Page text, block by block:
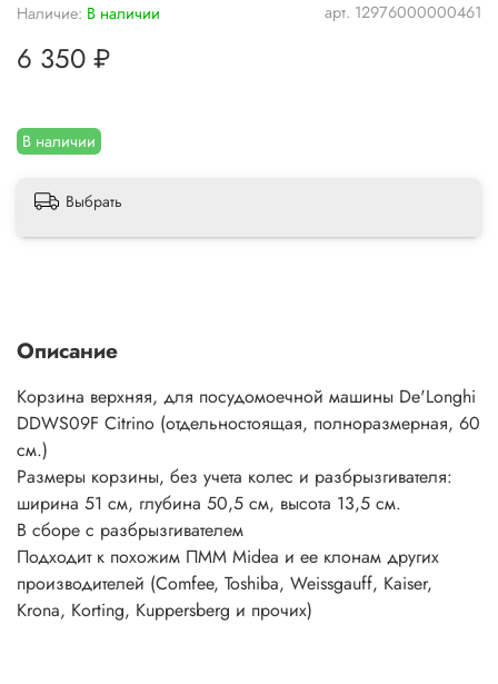
арт. 12976000000461
Наличие: В наличии
В наличии
6 350 ₽
Выбрать
Описание
Корзина верхняя, для посудомоечной машины De'Longhi
DDWS09F Citrinо (отдельностоящая, полноразмерная, 60
см.)
Размеры корзины, без учета колес и разбрызгивателя:
ширина 51 см, глубина 50,5 см, высота 13,5 см.
В сборе с разбрызгивателем
Подходит к похожим ПММ Midea и ее клонам других
производителей (Comfee, Toshiba, Weissgauff, Kaiser,
Krona, Korting, Kuppersberg и прочих)